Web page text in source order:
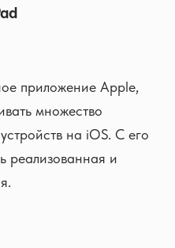
приложение Apple,
множество
на iOS. С его
реализованная и